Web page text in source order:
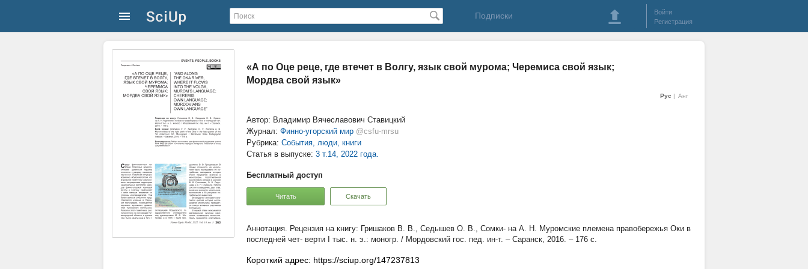
Подписки
Войти
Регистрация
«А по Оце реце, где втечет в Волгу, язык свой мурома; Черемиса свой язык;
Мордва свой язык»
Рус Анг
Автор: Владимир Вячеславович Ставицкий
Журнал: Финно-угорский мир @csfu-mrsu
Рубрика: События, люди, книги
Статья в выпуске: 3 т.14, 2022 года.
Бесплатный доступ
Читать Скачать
Рецензия на книгу: Гришаков В. В., Седышев О. В., Сомки- на А. Н. Муромские племена правобережья Оки в
последней чет- верти I тыс. н. э.: моногр. / Мордовский гос. пед. ин-т. – Саранск, 2016. – 176 с.
Короткий адрес: https://sciup.org/147237813